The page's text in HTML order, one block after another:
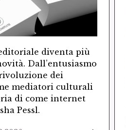
diventa più
Dall’entusiasmo
dei
mediatori culturali
di come internet
Pessl.